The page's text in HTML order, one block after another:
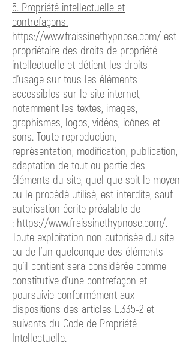
5. Propriété intellectuelle et
contrefaçons.
https://www.fraissinethypnose.com/ est
propriétaire des droits de propriété
intellectuelle et détient les droits
d’usage sur tous les éléments
accessibles sur le site internet,
notamment les textes, images,
graphismes, logos, vidéos, icônes et
sons. Toute reproduction,
représentation, modification, publication,
adaptation de tout ou partie des
éléments du site, quel que soit le moyen
ou le procédé utilisé, est interdite, sauf
autorisation écrite préalable de
: https://www.fraissinethypnose.com/.
Toute exploitation non autorisée du site
ou de l’un quelconque des éléments
qu’il contient sera considérée comme
constitutive d’une contrefaçon et
poursuivie conformément aux
dispositions des articles L.335-2 et
suivants du Code de Propriété
Intellectuelle.